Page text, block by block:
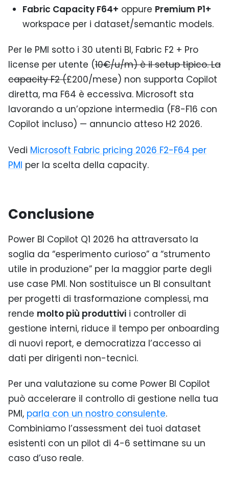
Fabric Capacity F64+ oppure Premium P1+
workspace per i dataset/semantic models.
Per le PMI sotto i 30 utenti BI, Fabric F2 + Pro
license per utente (10€/u/m) è il setup tipico. La
capacity F2 (£200/mese) non supporta Copilot
diretta, ma F64 è eccessiva. Microsoft sta
lavorando a un’opzione intermedia (F8-F16 con
Copilot incluso) — annuncio atteso H2 2026.
Vedi Microsoft Fabric pricing 2026 F2-F64 per
PMI per la scelta della capacity.
Conclusione
Power BI Copilot Q1 2026 ha attraversato la
soglia da “esperimento curioso” a “strumento
utile in produzione” per la maggior parte degli
use case PMI. Non sostituisce un BI consultant
per progetti di trasformazione complessi, ma
rende molto più produttivi i controller di
gestione interni, riduce il tempo per onboarding
di nuovi report, e democratizza l’accesso ai
dati per dirigenti non-tecnici.
Per una valutazione su come Power BI Copilot
può accelerare il controllo di gestione nella tua
PMI, parla con un nostro consulente.
Combiniamo l’assessment dei tuoi dataset
esistenti con un pilot di 4-6 settimane su un
caso d’uso reale.